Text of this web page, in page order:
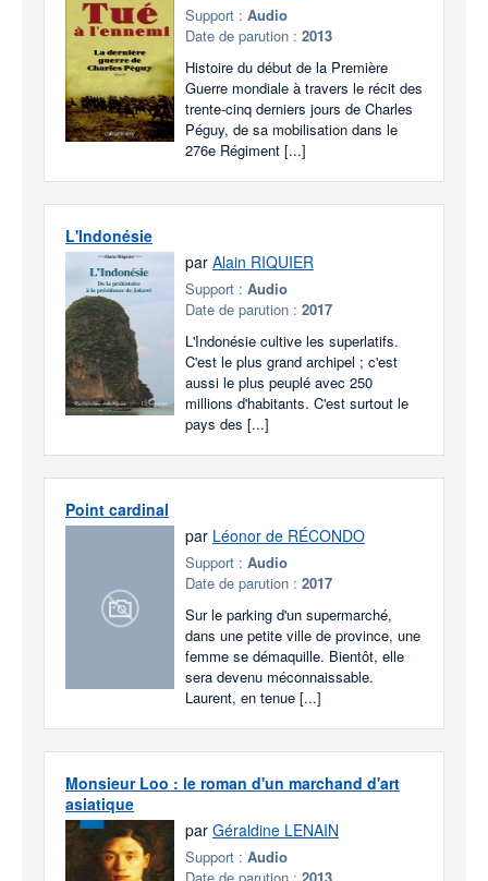
Support : Audio
Date de parution : 2013
Histoire du début de la Première
Guerre mondiale à travers le récit des
trente-cinq derniers jours de Charles
Péguy, de sa mobilisation dans le
276e Régiment [...]
L'Indonésie
par Alain RIQUIER
Support : Audio
Date de parution : 2017
L'Indonésie cultive les superlatifs.
C'est le plus grand archipel ; c'est
aussi le plus peuplé avec 250
millions d'habitants. C'est surtout le
pays des [...]
Point cardinal
par Léonor de RÉCONDO
Support : Audio
Date de parution : 2017
Sur le parking d'un supermarché,
dans une petite ville de province, une
femme se démaquille. Bientôt, elle
sera devenu méconnaissable.
Laurent, en tenue [...]
Monsieur Loo : le roman d'un marchand d'art
asiatique
par Géraldine LENAIN
Support : Audio